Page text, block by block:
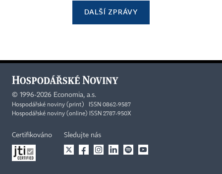
DALŠÍ ZPRÁVY
© 1996-2026 Economia, a.s.
Hospodářské noviny (print) ISSN 0862-9587
Hospodářské noviny (online) ISSN 2787-950X
Certifikováno Sledujte nás